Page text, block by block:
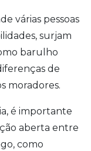
várias pessoas
surjam
barulho
de
moradores.
é importante
aberta entre
como